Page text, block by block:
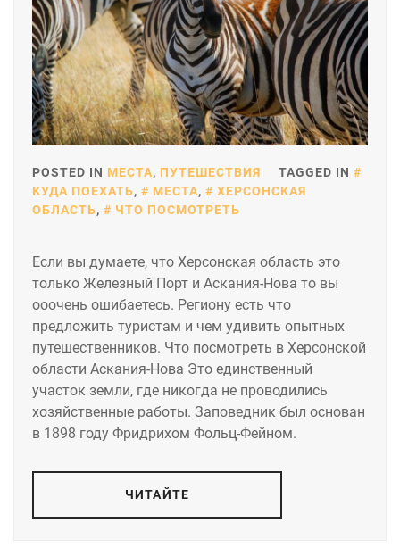
POSTED IN МЕСТА, ПУТЕШЕСТВИЯ
TAGGED IN
КУДА ПОЕХАТЬ, МЕСТА,
ХЕРСОНСКАЯ
ОБЛАСТЬ, ЧТО ПОСМОТРЕТЬ
Если вы думаете, что Херсонская область это
только Железный Порт и Аскания-Нова то вы
ооочень ошибаетесь. Региону есть что
предложить туристам и чем удивить опытных
путешественников. Что посмотреть в Херсонской
области Аскания-Нова Это единственный
участок земли, где никогда не проводились
хозяйственные работы. Заповедник был основан
в 1898 году Фридрихом Фольц-Фейном.
ЧИТАЙТЕ